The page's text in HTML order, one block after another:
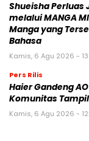
Shueisha Perluas
melalui MANGA
Manga yang
Bahasa
Kamis, 6 Agu 2026 -
Pers Rilis
Haier Gandeng
Komunitas
Kamis, 6 Agu 2026 -